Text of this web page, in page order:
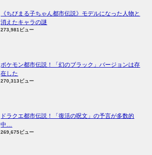
《ちびまる子ちゃん都市伝説》モデルになった人物と
消えたキャラの謎
273,981ビュー
ポケモン都市伝説！「幻のブラック」バージョンは存
在した
270,313ビュー
ドラクエ都市伝説！「復活の呪文」の予言が多数的
中…
269,675ビュー